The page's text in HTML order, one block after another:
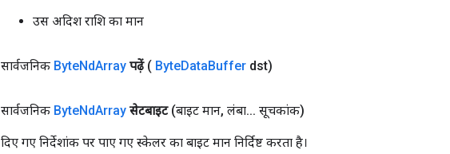
उस अदिश राशि का मान
सार्वजनिक ByteNdArray पढ़ें ( ByteDataBuffer dst)
सार्वजनिक ByteNdArray सेटबाइट (बाइट मान, लंबा... सूचकांक)
दिए गए निर्देशांक पर पाए गए स्केलर का बाइट मान निर्दिष्ट करता है।